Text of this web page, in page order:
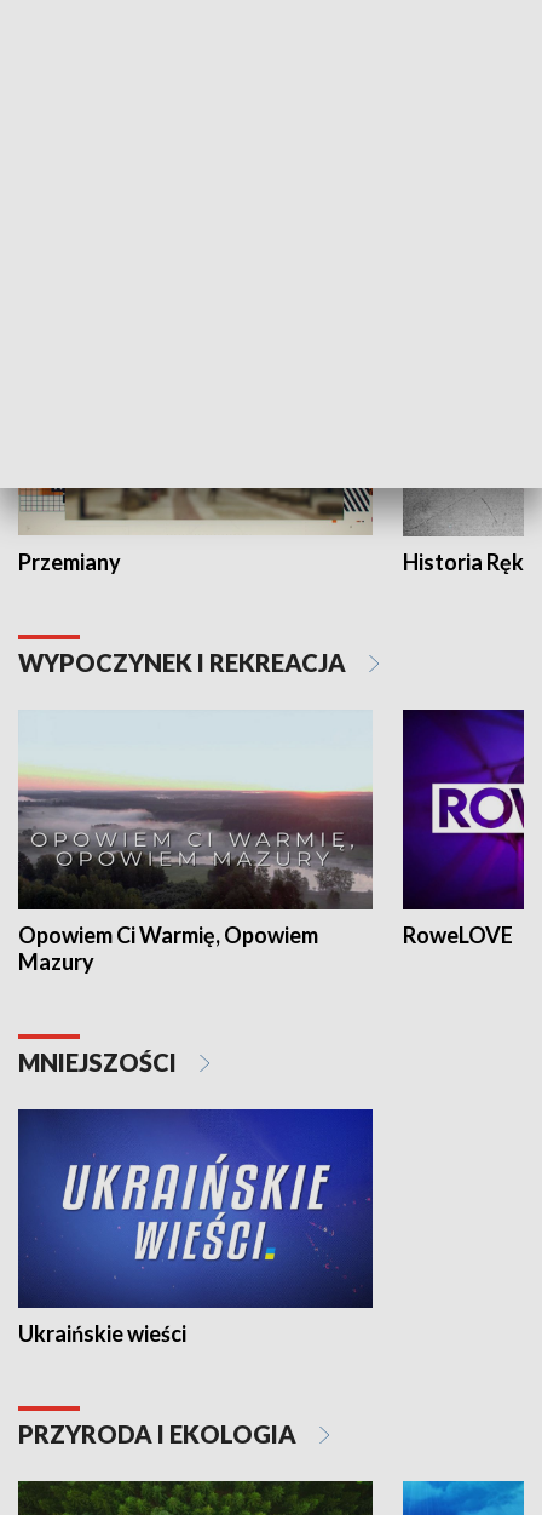
Przemiany Historia Ręką
WYPOCZYNEK I REKREACJA
Opowiem Ci Warmię, Opowiem
Mazury
RoweLOVE
MNIEJSZOŚCI
Ukraińskie wieści
PRZYRODA I EKOLOGIA